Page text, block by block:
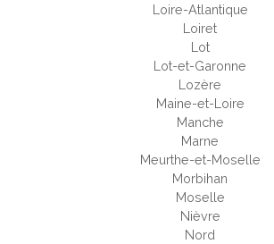
Loire-Atlantique
Loiret
Lot
Lot-et-Garonne
Lozère
Maine-et-Loire
Manche
Marne
Meurthe-et-Moselle
Morbihan
Moselle
Nièvre
Nord